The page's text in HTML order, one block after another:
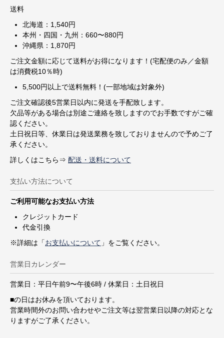
送料
北海道：1,540円
本州・四国・九州：660〜880円
沖縄県：1,870円
ご注文金額に応じて送料がお得になります！(宅配便のみ／金額
は消費税10％時)
5,500円以上で送料無料！(一部地域は対象外)
ご注文確認後5営業日以内に発送を手配致します。
欠品等がある場合は別途ご連絡を致しますのでお手数ですがご確
認ください。
土日祝日等、休業日は発送業務を致しておりませんので予めご了
承ください。
詳しくはこちら⇒ 配送・送料について
支払い方法について
ご利用可能なお支払い方法
クレジットカード
代金引換
※詳細は「お支払いについて 」をご覧ください。
営業日カレンダー
営業日：平日午前9〜午後6時 / 休業日：土日祝日
■の日はお休みを頂いております。
営業時間外のお問い合わせやご注文等は翌営業日以降の対応とな
りますがご了承ください。